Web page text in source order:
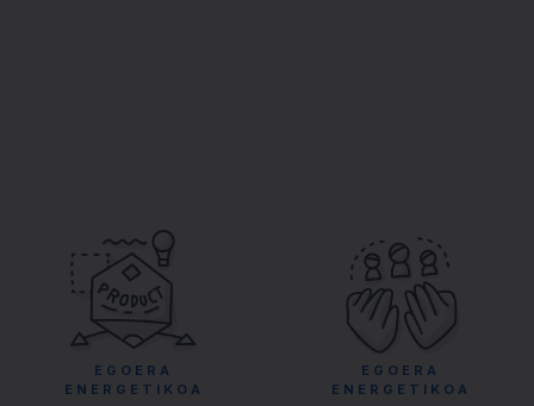
EGOERA
ENERGETIKOA
EGOERA
ENERGETIKOA